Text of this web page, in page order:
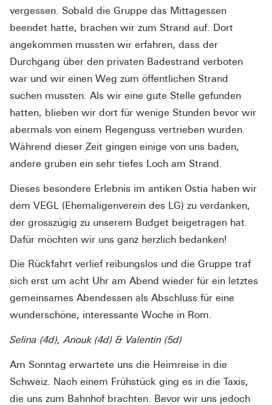
vergessen. Sobald die Gruppe das Mittagessen
beendet hatte, brachen wir zum Strand auf. Dort
angekommen mussten wir erfahren, dass der
Durchgang über den privaten Badestrand verboten
war und wir einen Weg zum öffentlichen Strand
suchen mussten. Als wir eine gute Stelle gefunden
hatten, blieben wir dort für wenige Stunden bevor wir
abermals von einem Regenguss vertrieben wurden.
Während dieser Zeit gingen einige von uns baden,
andere gruben ein sehr tiefes Loch am Strand.
Dieses besondere Erlebnis im antiken Ostia haben wir
dem VEGL (Ehemaligenverein des LG) zu verdanken,
der grosszügig zu unserem Budget beigetragen hat.
Dafür möchten wir uns ganz herzlich bedanken!
Die Rückfahrt verlief reibungslos und die Gruppe traf
sich erst um acht Uhr am Abend wieder für ein letztes
gemeinsames Abendessen als Abschluss für eine
wunderschöne, interessante Woche in Rom.
Selina (4d), Anouk (4d) & Valentin (5d)
Am Sonntag erwartete uns die Heimreise in die
Schweiz. Nach einem Frühstück ging es in die Taxis,
die uns zum Bahnhof brachten. Bevor wir uns jedoch